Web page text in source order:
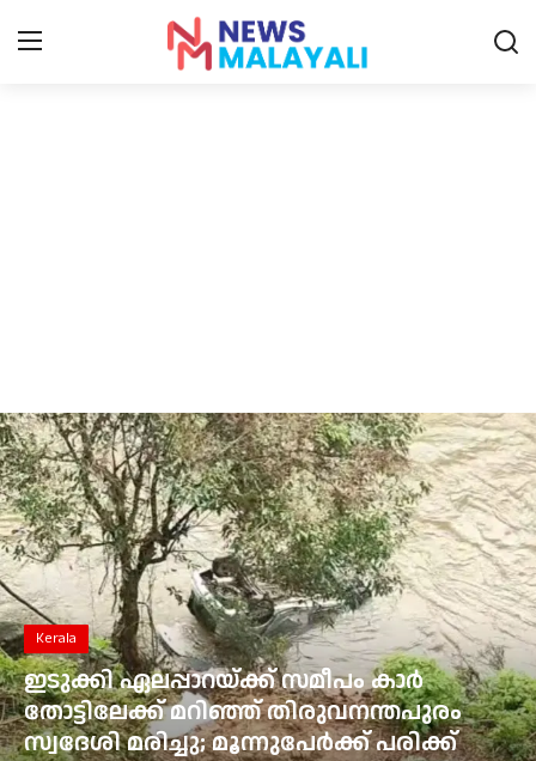
Entertainment
Sports
Food
Gulf News
Loksabha Election 2024
Technology
Health
Kerala
ഭൂമി തരംമാറ്റ അപേക്ഷ: കോടതി
ഉത്തരവുകൾ ആവർത്തിച്ച് ലംഘിച്ച
മൂവാറ്റുപുഴ ആർഡിഒയ്ക്ക് 25,000 രൂപ
പിഴ